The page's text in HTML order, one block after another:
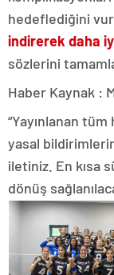
hedeflediğini
indirerek daha
sözlerini
Haber Kaynak :
“Yayınlanan
yasal
iletiniz. En kısa
dönüş